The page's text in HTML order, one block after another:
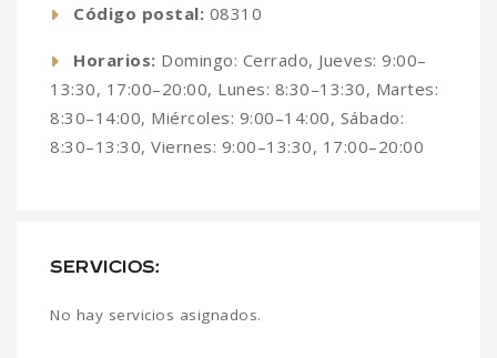
Código postal: 08310
Horarios: Domingo: Cerrado, Jueves: 9:00–
13:30, 17:00–20:00, Lunes: 8:30–13:30, Martes:
8:30–14:00, Miércoles: 9:00–14:00, Sábado:
8:30–13:30, Viernes: 9:00–13:30, 17:00–20:00
SERVICIOS:
No hay servicios asignados.